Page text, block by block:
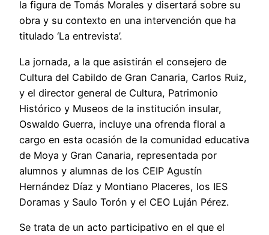
la figura de Tomás Morales y disertará sobre su
obra y su contexto en una intervención que ha
titulado ‘La entrevista’.
La jornada, a la que asistirán el consejero de
Cultura del Cabildo de Gran Canaria, Carlos Ruiz,
y el director general de Cultura, Patrimonio
Histórico y Museos de la institución insular,
Oswaldo Guerra, incluye una ofrenda floral a
cargo en esta ocasión de la comunidad educativa
de Moya y Gran Canaria, representada por
alumnos y alumnas de los CEIP Agustín
Hernández Díaz y Montiano Placeres, los IES
Doramas y Saulo Torón y el CEO Luján Pérez.
Se trata de un acto participativo en el que el